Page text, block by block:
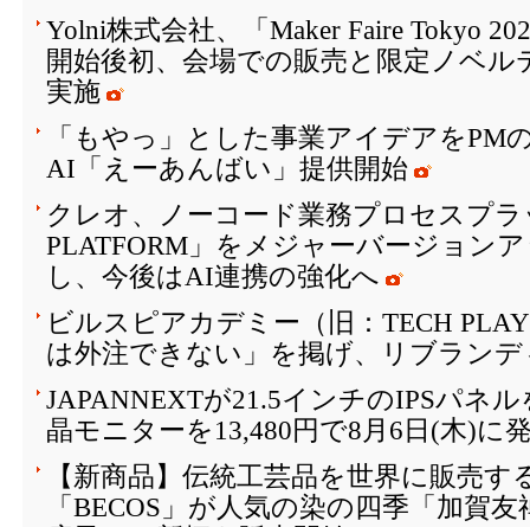
Yolni株式会社、「Maker Faire Tokyo
開始後初、会場での販売と限定ノベ
実施
「もやっ」とした事業アイデアをPM
AI「えーあんばい」提供開始
クレオ、ノーコード業務プロセスプ
PLATFORM」をメジャーバージョン
し、今後はAI連携の強化へ
ビルスピアカデミー（旧：TECH
は外注できない」を掲げ、リブラン
JAPANNEXTが21.5インチのIPSパネ
晶モニターを13,480円で8月6日(木)に
【新商品】伝統工芸品を世界に販売す
「BECOS」が人気の染の四季「加賀